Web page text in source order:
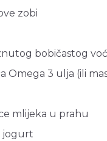
zobi
bobičastog
Omega 3 ulja (ili
mlijeka u prahu
jogurt